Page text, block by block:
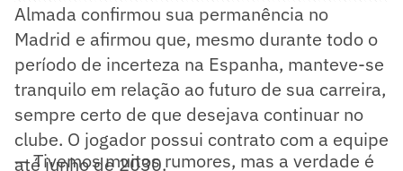
Almada confirmou sua permanência no
Madrid e afirmou que, mesmo durante todo o
período de incerteza na Espanha, manteve-se
tranquilo em relação ao futuro de sua carreira,
sempre certo de que desejava continuar no
clube. O jogador possui contrato com a equipe
até junho de 2030.
— Tivemos muitos rumores, mas a verdade é